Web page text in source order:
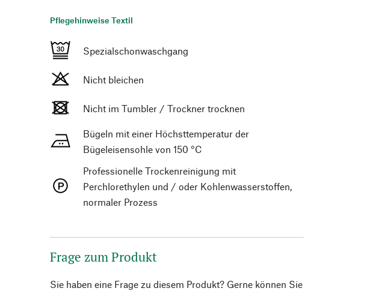
Pflegehinweise Textil
Spezialschonwaschgang
Nicht bleichen
Nicht im Tumbler / Trockner trocknen
Bügeln mit einer Höchsttemperatur der
Bügeleisensohle von 150 °C
Professionelle Trockenreinigung mit
Perchlorethylen und / oder Kohlenwasserstoffen,
normaler Prozess
Frage zum Produkt
Sie haben eine Frage zu diesem Produkt? Gerne können Sie